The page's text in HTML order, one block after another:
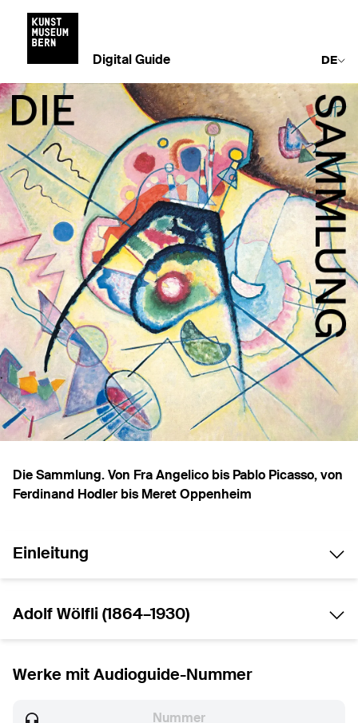
Digital Guide DE
Die Sammlung. Von Fra Angelico bis Pablo Picasso, von
Ferdinand Hodler bis Meret Oppenheim
Einleitung
Adolf Wölfli (1864–1930)
Werke mit Audioguide-Nummer